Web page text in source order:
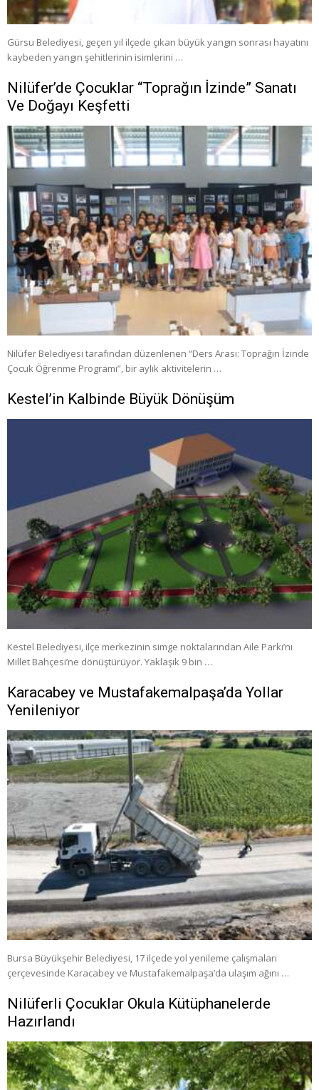
Gürsu Belediyesi, geçen yıl ilçede çıkan büyük yangın sonrası hayatını
kaybeden yangın şehitlerinin isimlerini …
Nilüfer’de Çocuklar “Toprağın İzinde” Sanatı
Ve Doğayı Keşfetti
Nilüfer Belediyesi tarafından düzenlenen “Ders Arası: Toprağın İzinde
Çocuk Öğrenme Programı”, bir aylık aktivitelerin …
Kestel’in Kalbinde Büyük Dönüşüm
Kestel Belediyesi, ilçe merkezinin simge noktalarından Aile Parkı’nı
Millet Bahçesi’ne dönüştürüyor. Yaklaşık 9 bin …
Karacabey ve Mustafakemalpaşa’da Yollar
Yenileniyor
Bursa Büyükşehir Belediyesi, 17 ilçede yol yenileme çalışmaları
çerçevesinde Karacabey ve Mustafakemalpaşa’da ulaşım ağını …
Nilüferli Çocuklar Okula Kütüphanelerde
Hazırlandı